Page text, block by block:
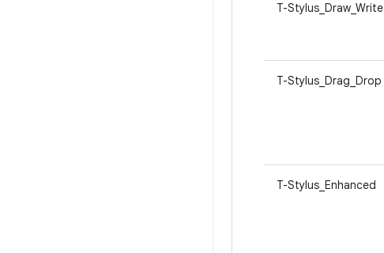
T-Stylus_Draw_Write
T-Stylus_Drag_Drop
T-Stylus_Enhanced